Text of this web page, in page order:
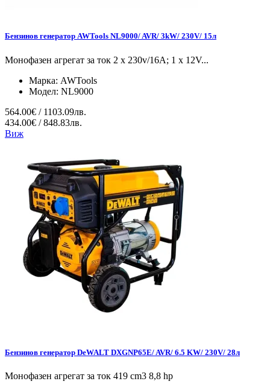
Бензинов генератор AWTools NL9000/ AVR/ 3kW/ 230V/ 15л
Монофазен агрегат за ток 2 x 230v/16A; 1 x 12V...
Марка: AWTools
Модел: NL9000
564.00€ / 1103.09лв.
434.00€ / 848.83лв.
Виж
Бензинов генератор DeWALT DXGNP65E/ AVR/ 6.5 KW/ 230V/ 28л
Монофазен агрегат за ток 419 cm3 8,8 hp